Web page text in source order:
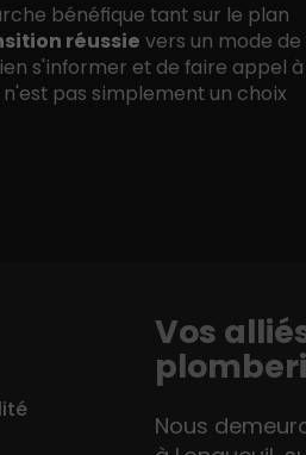
bénéfique tant sur le plan
réussie vers un mode de
s'informer et de faire appel à
pas simplement un choix
Vos
Nous